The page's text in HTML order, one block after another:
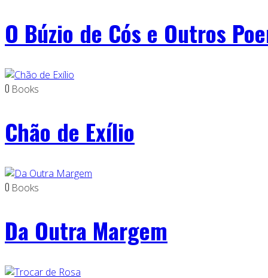
O Búzio de Cós e Outros
0 Books
Chão de Exílio
0 Books
Da Outra Margem